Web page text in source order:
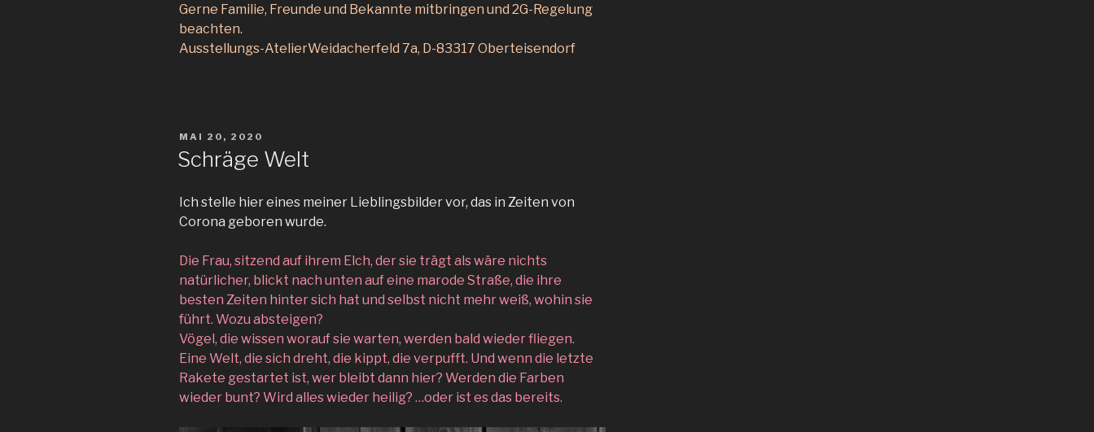
Gerne Familie, Freunde und Bekannte mitbringen und 2G-Regelung
beachten.
Ausstellungs-AtelierWeidacherfeld 7a, D-83317 Oberteisendorf
VERÖFFENTLICHT
MAI 20, 2020
Schräge Welt
Ich stelle hier eines meiner Lieblingsbilder vor, das in Zeiten von
Corona geboren wurde.
Die Frau, sitzend auf ihrem Elch, der sie trägt als wäre nichts
natürlicher, blickt nach unten auf eine marode Straße, die ihre
besten Zeiten hinter sich hat und selbst nicht mehr weiß, wohin sie
führt. Wozu absteigen?
Vögel, die wissen worauf sie warten, werden bald wieder fliegen.
Eine Welt, die sich dreht, die kippt, die verpufft. Und wenn die letzte
Rakete gestartet ist, wer bleibt dann hier? Werden die Farben
wieder bunt? Wird alles wieder heilig? …oder ist es das bereits.